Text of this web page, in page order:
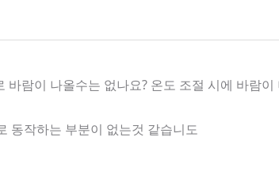
람이 나올수는 없나요? 온도 조절 시에 바람이
동작하는 부분이 없는것 같습니도